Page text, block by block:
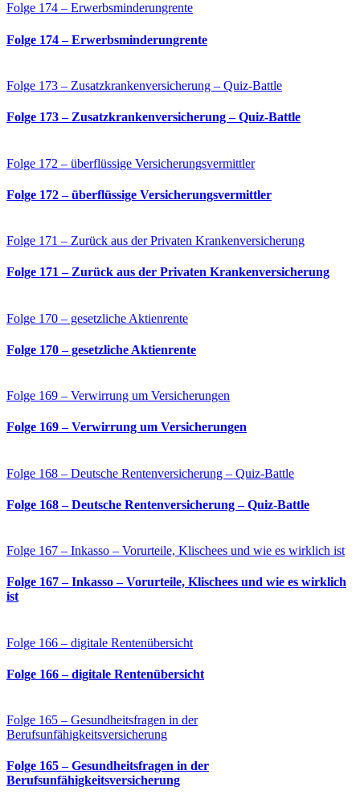
Folge 174 – Erwerbsminderungrente
Folge 174 – Erwerbsminderungrente
Folge 173 – Zusatzkrankenversicherung – Quiz-Battle
Folge 173 – Zusatzkrankenversicherung – Quiz-Battle
Folge 172 – überflüssige Versicherungsvermittler
Folge 172 – überflüssige Versicherungsvermittler
Folge 171 – Zurück aus der Privaten Krankenversicherung
Folge 171 – Zurück aus der Privaten Krankenversicherung
Folge 170 – gesetzliche Aktienrente
Folge 170 – gesetzliche Aktienrente
Folge 169 – Verwirrung um Versicherungen
Folge 169 – Verwirrung um Versicherungen
Folge 168 – Deutsche Rentenversicherung – Quiz-Battle
Folge 168 – Deutsche Rentenversicherung – Quiz-Battle
Folge 167 – Inkasso – Vorurteile, Klischees und wie es wirklich ist
Folge 167 – Inkasso – Vorurteile, Klischees und wie es wirklich
ist
Folge 166 – digitale Rentenübersicht
Folge 166 – digitale Rentenübersicht
Folge 165 – Gesundheitsfragen in der
Berufsunfähigkeitsversicherung
Folge 165 – Gesundheitsfragen in der
Berufsunfähigkeitsversicherung